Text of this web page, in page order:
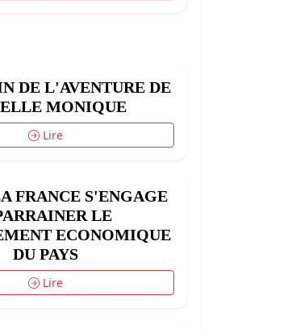
DE L'AVENTURE DE
MONIQUE
Lire
FRANCE S'ENGAGE
LE
ECONOMIQUE
DU PAYS
Lire